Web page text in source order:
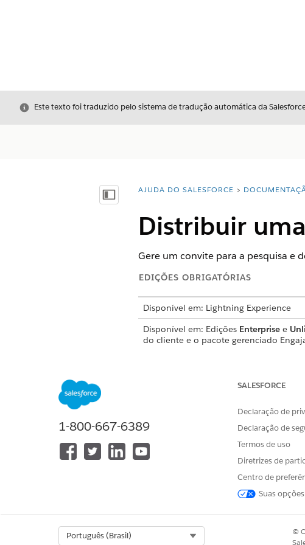
Fechar
Este texto foi traduzido pelo sistema de tradução automática da
Mostrar índiceVocê está aqui:
AJUDA DO SALESFORCE
Distribuir
Gere um convite para a pesquisa e
EDIÇÕES OBRIGATÓRIAS
Disponível em: Lightning Experience
Disponível em: Edições Enterprisee
do cliente e o pacote gerenciado
Se você não puder assistir ao
Acesso à pesquisa e contextos de
1-800-667-6389
SALESFORCE
Declaração de
Declaração de
Termos de uso
Diretrizes de
Centro de
Suas
Português (Brasil)
©